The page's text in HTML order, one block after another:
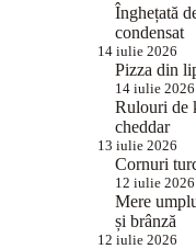
Înghețată
condensat
14 iulie 2026
Pizza din
14 iulie 2026
Rulouri de
cheddar
13 iulie 2026
Cornuri
12 iulie 2026
Mere
și brânză
12 iulie 2026